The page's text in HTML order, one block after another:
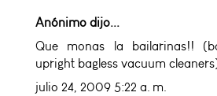
Anónimo dijo...
Que monas la bailarinas!! (
upright bagless vacuum cleaners
julio 24, 2009 5:22 a. m.